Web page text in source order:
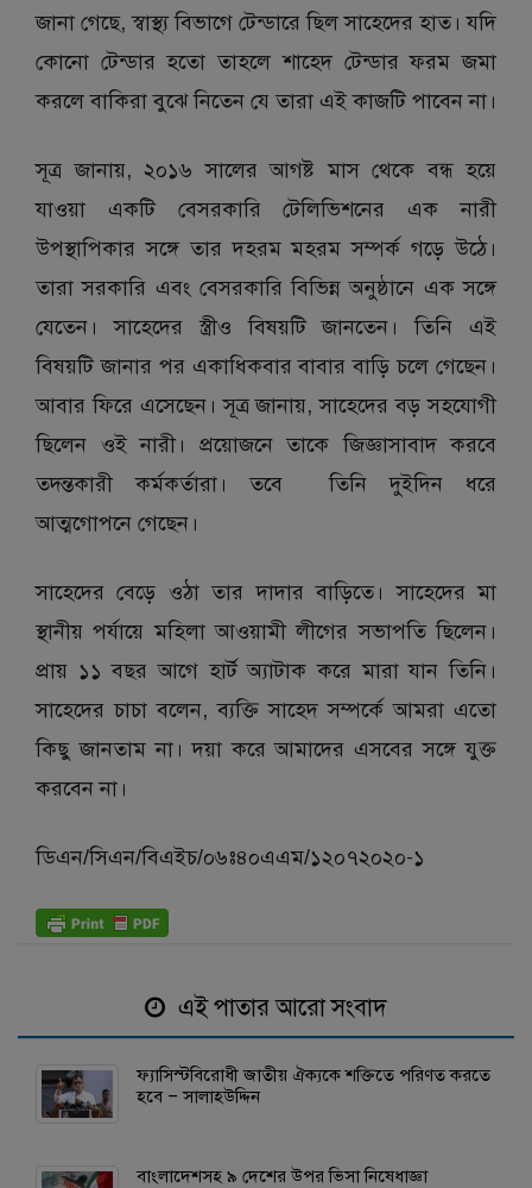
জানা গেছে, স্বাস্থ্য বিভাগে টেন্ডারে ছিল সাহেদের হাত। যদি
কোনো টেন্ডার হতো তাহলে শাহেদ টেন্ডার ফরম জমা
করলে বাকিরা বুঝে নিতেন যে তারা এই কাজটি পাবেন না।
সূত্র জানায়, ২০১৬ সালের আগষ্ট মাস থেকে বন্ধ হয়ে
যাওয়া একটি বেসরকারি টেলিভিশনের এক নারী
উপস্থাপিকার সঙ্গে তার দহরম মহরম সম্পর্ক গড়ে উঠে।
তারা সরকারি এবং বেসরকারি বিভিন্ন অনুষ্ঠানে এক সঙ্গে
যেতেন। সাহেদের স্ত্রীও বিষয়টি জানতেন। তিনি এই
বিষয়টি জানার পর একাধিকবার বাবার বাড়ি চলে গেছেন।
আবার ফিরে এসেছেন। সূত্র জানায়, সাহেদের বড় সহযোগী
ছিলেন ওই নারী। প্রয়োজনে তাকে জিজ্ঞাসাবাদ করবে
তদন্তকারী কর্মকর্তারা। তবে তিনি দুইদিন ধরে
আত্মগোপনে গেছেন।
সাহেদের বেড়ে ওঠা তার দাদার বাড়িতে। সাহেদের মা
স্থানীয় পর্যায়ে মহিলা আওয়ামী লীগের সভাপতি ছিলেন।
প্রায় ১১ বছর আগে হার্ট অ্যাটাক করে মারা যান তিনি।
সাহেদের চাচা বলেন, ব্যক্তি সাহেদ সম্পর্কে আমরা এতো
কিছু জানতাম না। দয়া করে আমাদের এসবের সঙ্গে যুক্ত
করবেন না।
ডিএন/সিএন/বিএইচ/০৬ঃ৪০এএম/১২০৭২০২০-১
এই পাতার আরো সংবাদ
ফ্যাসিস্টবিরোধী জাতীয় ঐক্যকে শক্তিতে পরিণত করতে
হবে – সালাহউদ্দিন
বাংলাদেশসহ ৯ দেশের উপর ভিসা নিষেধাজ্ঞা